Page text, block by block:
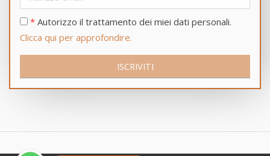
* Autorizzo il trattamento dei miei dati personali.
Clicca qui per approfondire.